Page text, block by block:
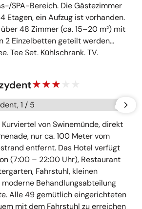
SPA-Bereich. Die Gästezimmer
Etagen, ein Aufzug ist vorhanden.
48 Zimmer (ca. 15–20 m²) mit
2 Einzelbetten geteilt werden
Tee Set, Kühlschrank, TV,
und WC. Bademäntel
Hotels bietet ein Schwimmbad
Sauna, Infrarotsauna und
Gebühr: Kosmetikbehandlungen für
Alle Mahlzeiten werden im
eingenommen. Die Buffets
Vor-, Haupt- & Nachspeisen.
von Swinemünde, direkt
nur ca. 100 Meter vom
entfernt. Das Hotel verfügt
(7:00 – 22:00 Uhr), Restaurant
Fahrstuhl, kleinen
moderne Behandlungsabteilung
Alle 49 gemütlich eingerichteten
mit dem Fahrstuhl zu erreichen